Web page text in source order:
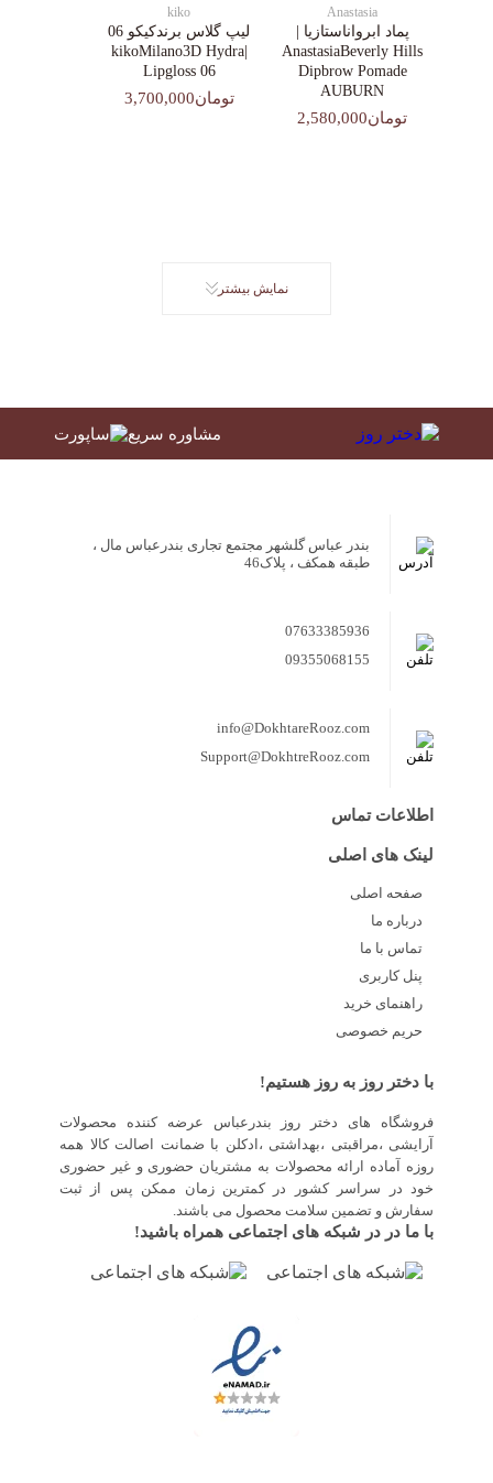
Anastasia
پماد ابرواناستازیا |
AnastasiaBeverly Hills
Dipbrow Pomade
AUBURN
تومان2,580,000
kiko
لیپ گلاس‌ برندکیکو 06
|kikoMilano3D Hydra
Lipgloss 06
تومان3,700,000
نمایش بیشتر
مشاوره سریع
بندر عباس گلشهر مجتمع تجاری بندرعباس مال ،
طبقه همکف ، پلاک46
07633385936
09355068155
info@DokhtareRooz.com
Support@DokhtreRooz.com
اطلاعات تماس
لینک های اصلی
صفحه اصلی
درباره ما
تماس با ما
پنل کاربری
راهنمای خرید
حریم خصوصی
با دختر روز به روز هستیم!
فروشگاه های دختر روز بندرعباس عرضه کننده محصولات
آرایشی ،مراقبتی ،بهداشتی ،ادکلن با ضمانت اصالت کالا همه
روزه آماده ارائه محصولات به مشتریان حضوری و غیر حضوری
خود در سراسر کشور در کمترین زمان ممکن پس از ثبت
سفارش و تضمین سلامت محصول می باشند.
با ما در در شبکه های اجتماعی همراه باشید!